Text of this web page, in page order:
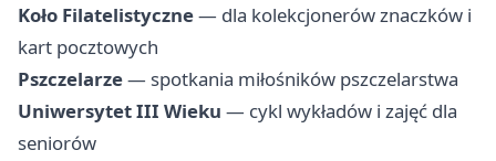
Koło Filatelistyczne— dla kolekcjonerów znaczków i
kart pocztowych
Pszczelarze— spotkania miłośników pszczelarstwa
Uniwersytet III Wieku — cykl wykładów i zajęć dla
seniorów